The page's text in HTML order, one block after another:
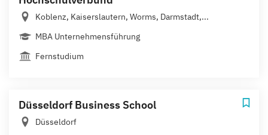
Koblenz, Kaiserslautern, Worms, Darmstadt,...
MBA Unternehmensführung
Fernstudium
Düsseldorf Business School
Düsseldorf